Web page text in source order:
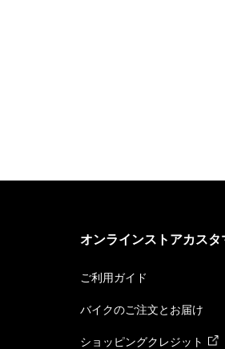
オンラインストアカスタ
ご利用ガイド
バイクのご注文とお届け
ショッピングクレジット